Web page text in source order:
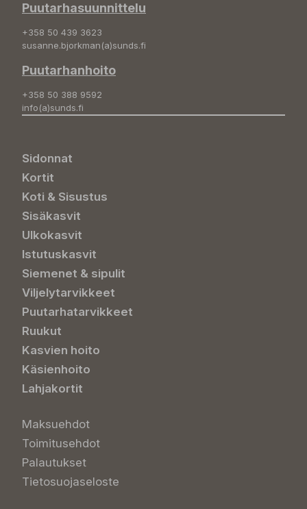
Puutarhasuunnittelu
+358 50 439 3623
susanne.bjorkman(a)sunds.fi
Puutarhanhoito
+358 50 388 9592
info(a)sunds.fi
Sidonnat
Kortit
Koti & Sisustus
Sisäkasvit
Ulkokasvit
Istutuskasvit
Siemenet & sipulit
Viljelytarvikkeet
Puutarhatarvikkeet
Ruukut
Kasvien hoito
Käsienhoito
Lahjakortit
Maksuehdot
Toimitusehdot
Palautukset
Tietosuojaseloste